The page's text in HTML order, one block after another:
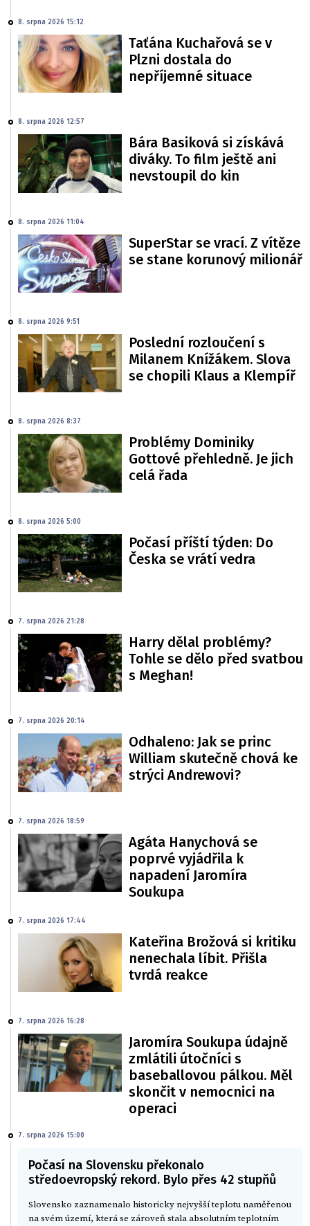
8. srpna 2026 15:12
Taťána Kuchařová se v
Plzni dostala do
nepříjemné situace
8. srpna 2026 12:57
Bára Basiková si získává
diváky. To film ještě ani
nevstoupil do kin
8. srpna 2026 11:04
SuperStar se vrací. Z vítěze
se stane korunový milionář
8. srpna 2026 9:51
Poslední rozloučení s
Milanem Knížákem. Slova
se chopili Klaus a Klempíř
8. srpna 2026 8:37
Problémy Dominiky
Gottové přehledně. Je jich
celá řada
8. srpna 2026 5:00
Počasí příští týden: Do
Česka se vrátí vedra
7. srpna 2026 21:28
Harry dělal problémy?
Tohle se dělo před svatbou
s Meghan!
7. srpna 2026 20:14
Odhaleno: Jak se princ
William skutečně chová ke
strýci Andrewovi?
7. srpna 2026 18:59
Agáta Hanychová se
poprvé vyjádřila k
napadení Jaromíra
Soukupa
7. srpna 2026 17:44
Kateřina Brožová si kritiku
nenechala líbit. Přišla
tvrdá reakce
7. srpna 2026 16:28
Jaromíra Soukupa údajně
zmlátili útočníci s
baseballovou pálkou. Měl
skončit v nemocnici na
operaci
7. srpna 2026 15:00
Počasí na Slovensku překonalo
středoevropský rekord. Bylo přes 42 stupňů
Slovensko zaznamenalo historicky nejvyšší teplotu naměřenou
na svém území, která se zároveň stala absolutním teplotním